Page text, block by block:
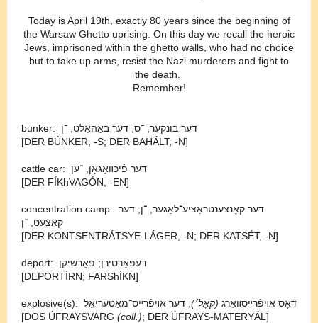
Today is April 19th, exactly 80 years since the beginning of
the Warsaw Ghetto uprising. On this day we recall the heroic
Jews, imprisoned within the ghetto walls, who had no choice
but to take up arms, resist the Nazi murderers and fight to
the death.
Remember!
bunker: דער בונקער, ־⁠ס; דער באַהאַלט, ־ן
[DER BÚNKER, -⁠S; DER BAHÁLT, -N]
cattle car: דער פֿיכװאַגאָן, ־⁠ען
[DER FÍKhVAGÓN, -⁠EN]
concentration camp: דער קאָנצענטראַציע־⁠לאַגער, ־⁠ן; דער
קאַצעט, ־⁠ן
[DER KONTSENTRÁTSYE-⁠LÁGER, -⁠N; DER KATSÉT, -⁠N]
deport: דעפּאָרטירן; פֿאַרשיקן
[DEPORTÍRN; FARShÍKN]
explosive(s): דאָס אױפֿרײַסװאַרג (קאָל׳); דער אױפֿרײַס־⁠מאַטעריאַל
[DOS ÚFRAYSVARG (coll.); DER ÚFRAYS-⁠MATERYÁL]